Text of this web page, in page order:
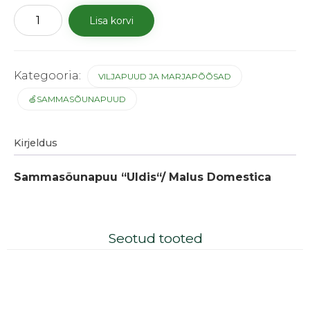
Sammasõunapuu
“Uldis“
kogus
Lisa korvi
Kategooria: VILJAPUUD JA MARJAPÕÕSAD
🍏SAMMASÕUNAPUUD
Kirjeldus
Sammasõunapuu “Uldis“/ Malus Domestica
Seotud tooted